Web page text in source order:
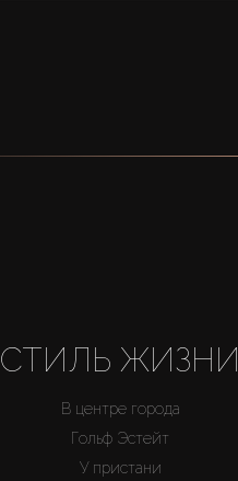
СТИЛЬ ЖИЗНИ
В центре города
Гольф Эстейт
У пристани